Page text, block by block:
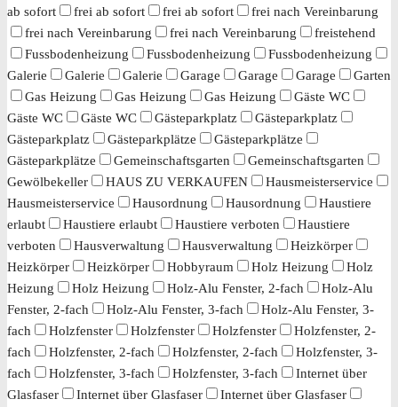
ab sofort
frei ab sofort frei ab sofort
frei nach Vereinbarung
frei nach Vereinbarung
frei nach Vereinbarung
freistehend
Fussbodenheizung
Fussbodenheizung
Fussbodenheizung
Galerie
Galerie Galerie Garage Garage Garage
Garten
Gas Heizung
Gas Heizung Gas Heizung
Gäste WC
Gäste WC
Gäste WC Gästeparkplatz
Gästeparkplatz
Gästeparkplatz
Gästeparkplätze
Gästeparkplätze
Gästeparkplätze
Gemeinschaftsgarten
Gemeinschaftsgarten
Gewölbekeller
HAUS ZU VERKAUFEN
Hausmeisterservice
Hausmeisterservice
Hausordnung Hausordnung
Haustiere
erlaubt
Haustiere erlaubt Haustiere verboten
Haustiere
verboten
Hausverwaltung Hausverwaltung
Heizkörper
Heizkörper
Heizkörper Hobbyraum Holz Heizung
Holz
Heizung
Holz Heizung Holz-Alu Fenster, 2-fach
Holz-Alu
Fenster, 2-fach
Holz-Alu Fenster, 3-fach
Holz-Alu Fenster, 3-
fach
Holzfenster Holzfenster Holzfenster
Holzfenster, 2-
fach
Holzfenster, 2-fach Holzfenster, 2-fach
Holzfenster, 3-
fach
Holzfenster, 3-fach Holzfenster, 3-fach
Internet über
Glasfaser
Internet über Glasfaser
Internet über Glasfaser